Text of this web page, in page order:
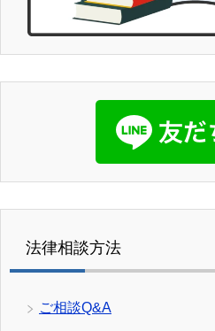
法律相談方法
ご相談Q&A